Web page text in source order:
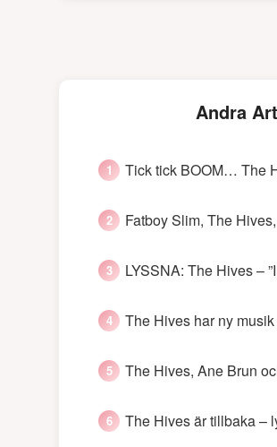
Andra
Tick tick BOOM… The
Fatboy Slim, The
LYSSNA: The Hives –
The Hives har ny
The Hives, Ane Brun
The Hives är tillbaka –